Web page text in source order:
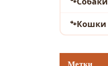
Кошки